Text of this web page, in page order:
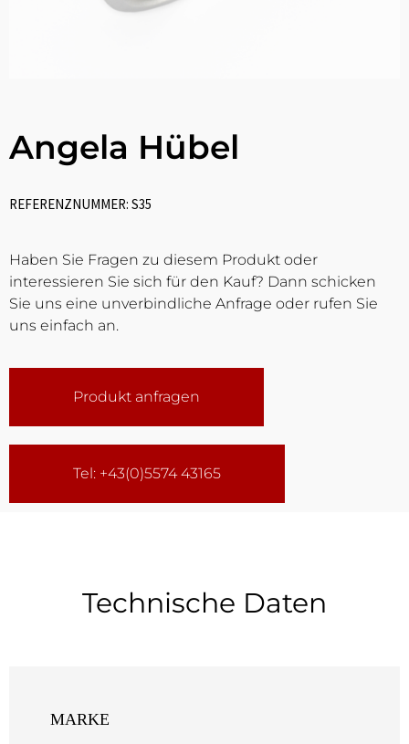
Angela Hübel
REFERENZNUMMER: S35
Haben Sie Fragen zu diesem Produkt oder
interessieren Sie sich für den Kauf? Dann schicken
Sie uns eine unverbindliche Anfrage oder rufen Sie
uns einfach an.
Produkt anfragen
Tel: +43(0)5574 43165
Technische Daten
MARKE